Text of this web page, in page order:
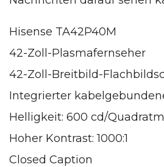
Hisense TA42P40M
42-Zoll-Plasmafernseher
42-Zoll-Breitbild-
Integrierter
Helligkeit: 600 cd/
Hoher Kontrast: 1000:1
Closed Caption